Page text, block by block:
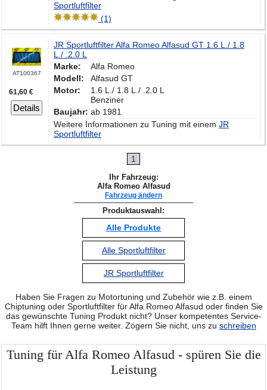
Sportluftfilter
(1)
AT100367
61,60 €
Details
JR Sportluftfilter Alfa Romeo Alfasud GT 1.6 L./ 1.8
L./ .2.0 L
Marke:
Alfa Romeo
Modell:
Alfasud GT
Motor:
1.6 L./ 1.8 L./ .2.0 L
Benziner
Baujahr: ab 1981
Weitere Informationen zu Tuning mit einem JR
Sportluftfilter
1
Ihr Fahrzeug:
Alfa Romeo Alfasud
Fahrzeug ändern
Produktauswahl:
Alle Produkte
Alle Sportluftfilter
JR Sportluftfilter
Haben Sie Fragen zu Motortuning und Zubehör wie z.B. einem
Chiptuning oder Sportluftfilter für Alfa Romeo Alfasud oder finden Sie
das gewünschte Tuning Produkt nicht? Unser kompetentes Service-
Team hilft Ihnen gerne weiter. Zögern Sie nicht, uns zu schreiben
Tuning für Alfa Romeo Alfasud - spüren Sie die
Leistung